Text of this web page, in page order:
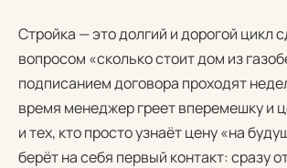
Стройка — это долгий и дорогой цикл
вопросом «сколько стоит дом из
подписанием договора проходят
время менеджер греет вперемешку и
и тех, кто просто узнаёт цену «на
берёт на себя первый контакт: сразу